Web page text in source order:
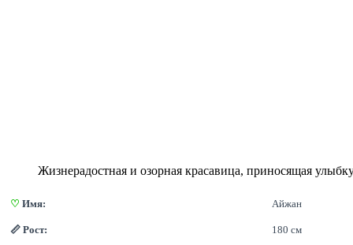
Жизнерадостная и озорная красавица, приносящая
♡ Имя: Айжан
📏 Рост: 180 см